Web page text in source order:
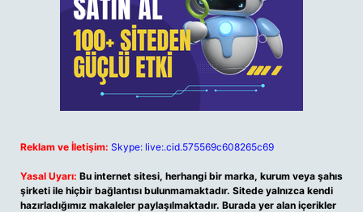
Reklam ve İletişim: Skype: live:.cid.575569c608265c69
Yasal Uyarı: Bu internet sitesi, herhangi bir marka, kurum veya şahıs
şirketi ile hiçbir bağlantısı bulunmamaktadır. Sitede yalnızca kendi
hazırladığımız makaleler paylaşılmaktadır. Burada yer alan içerikler